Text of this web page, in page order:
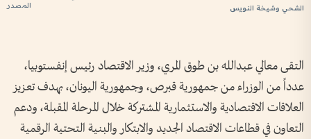
المصدر
الشحي وشيخة النويس
التقى معالي عبدالله بن طوق المري، وزير الاقتصاد رئيس إنفستوبيا،
عدداً من الوزراء من جمهورية قبرص، وجمهورية اليونان، بهدف تعزيز
العلاقات الاقتصادية والاستثمارية المشتركة خلال المرحلة المقبلة، ودعم
التعاون في قطاعات الاقتصاد الجديد والابتكار والبنية التحتية الرقمية